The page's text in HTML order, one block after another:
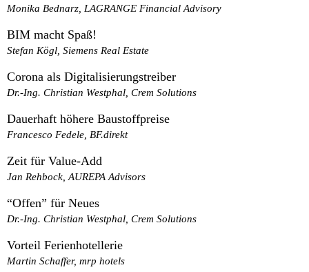
Monika Bednarz, LAGRANGE Financial Advisory
BIM macht Spaß!
Stefan Kögl, Siemens Real Estate
Corona als Digitalisierungstreiber
Dr.-Ing. Christian Westphal, Crem Solutions
Dauerhaft höhere Baustoffpreise
Francesco Fedele, BF.direkt
Zeit für Value-Add
Jan Rehbock, AUREPA Advisors
“Offen” für Neues
Dr.-Ing. Christian Westphal, Crem Solutions
Vorteil Ferienhotellerie
Martin Schaffer, mrp hotels